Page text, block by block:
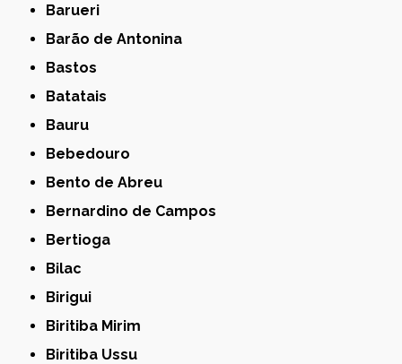
Barueri
Barão de Antonina
Bastos
Batatais
Bauru
Bebedouro
Bento de Abreu
Bernardino de Campos
Bertioga
Bilac
Birigui
Biritiba Mirim
Biritiba Ussu